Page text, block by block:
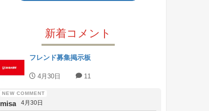
新着コメント
フレンド募集掲示板
4月30日 11
misa 4月30日